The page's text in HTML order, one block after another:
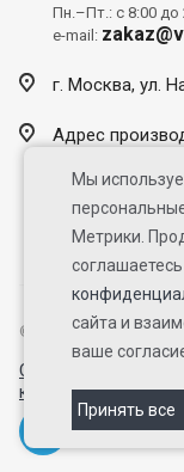
Пн.–Пт.: с 8:00 до
e-mail:
г. Москва, ул.
Адрес
© 2026 Все права
Согласие на
Мы
Метрики.
сайта и
ваше
Принять все